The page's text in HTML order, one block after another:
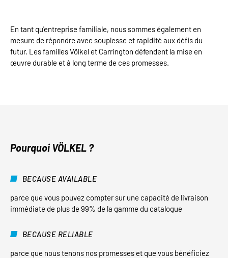
En tant qu'entreprise familiale, nous sommes également en
mesure de répondre avec souplesse et rapidité aux défis du
futur. Les familles Völkel et Carrington défendent la mise en
œuvre durable et à long terme de ces promesses.
Pourquoi VÖLKEL ?
BECAUSE AVAILABLE
parce que vous pouvez compter sur une capacité de livraison
immédiate de plus de 99% de la gamme du catalogue
BECAUSE RELIABLE
parce que nous tenons nos promesses et que vous bénéficiez